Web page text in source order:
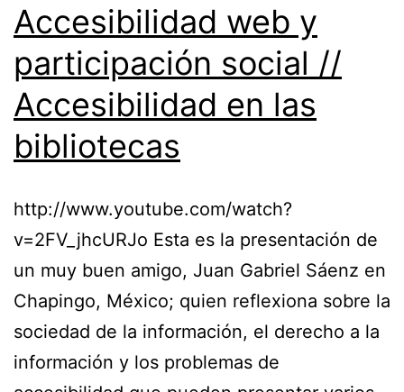
Accesibilidad web y
participación social //
Accesibilidad en las
bibliotecas
http://www.youtube.com/watch?
v=2FV_jhcURJo Esta es la presentación de
un muy buen amigo, Juan Gabriel Sáenz en
Chapingo, México; quien reflexiona sobre la
sociedad de la información, el derecho a la
información y los problemas de